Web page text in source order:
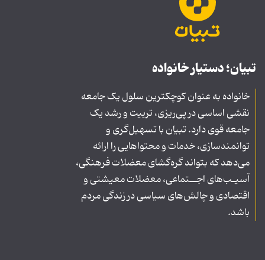
تبیان؛ دستیار خانواده
خانواده به عنوان کوچکترین سلول یک جامعه
نقشی اساسی در پی‌ریزی، تربیت و رشد یک
جامعه قوی دارد. تبیان با تسهیل‌گری و
توانمندسازی، خدمات و محتواهایی را ارائه
می‌دهد که بتواند گره‌گشای معضلات فرهنگی،
آسیـب‌های اجــتماعی، معضلات معیشتی و
اقتصادی و چالش‌های سیاسی در زندگی مردم
باشد.